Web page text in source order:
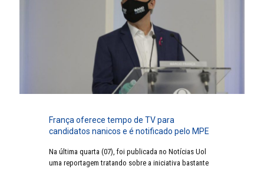
França oferece tempo de TV para
candidatos nanicos e é notificado pelo MPE
Na última quarta (07), foi publicada no Notícias Uol
uma reportagem tratando sobre a iniciativa bastante